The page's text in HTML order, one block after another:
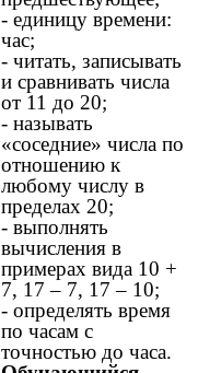
- единицу времени:
час;
- читать, записывать
и сравнивать числа
от 11 до 20;
- называть
«соседние» числа по
отношению к
любому числу в
пределах 20;
- выполнять
вычисления в
примерах вида 10 +
7, 17 – 7, 17 – 10;
- определять время
по часам с
точностью до часа.